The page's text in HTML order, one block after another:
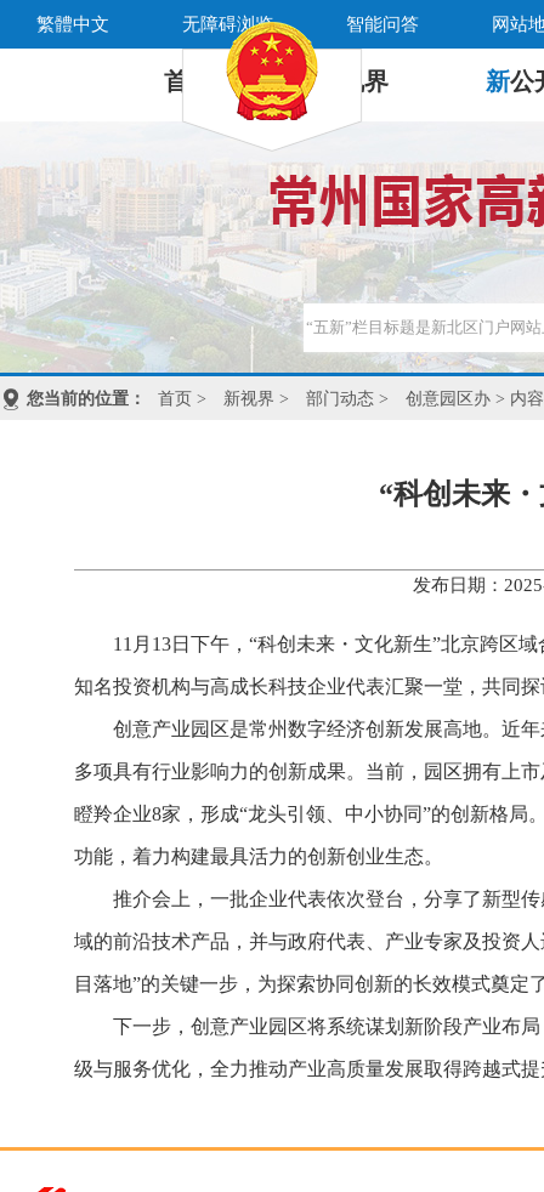
繁體中文 无障碍浏览 智能问答 网站
首 页 新 视界 新公
您当前的位置： 首页 > 新视界 > 部门动态 > 创意园区办 > 内容
“科创未来
发布日期：
11月13日下午，“科创未来・文化新生”北京跨区
知名投资机构与高成长科技企业代表汇聚一堂，共同
创意产业园区是常州数字经济创新发展高地。近
多项具有行业影响力的创新成果。当前，园区拥有上
瞪羚企业8家，形成“龙头引领、中小协同”的创新格
功能，着力构建最具活力的创新创业生态。
推介会上，一批企业代表依次登台，分享了新型
域的前沿技术产品，并与政府代表、产业专家及投资
目落地”的关键一步，为探索协同创新的长效模式奠定
下一步，创意产业园区将系统谋划新阶段产业布
级与服务优化，全力推动产业高质量发展取得跨越式